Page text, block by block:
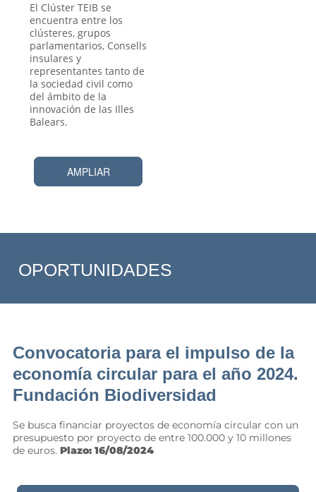
El Clúster TEIB se
encuentra entre los
clústeres, grupos
parlamentarios, Consells
insulares y
representantes tanto de
la sociedad civil como
del ámbito de la
innovación de las Illes
Balears.
AMPLIAR
OPORTUNIDADES
Convocatoria para el impulso de la
economía circular para el año 2024.
Fundación Biodiversidad
Se busca financiar proyectos de economía circular con un
presupuesto por proyecto de entre 100.000 y 10 millones
de euros. Plazo: 16/08/2024